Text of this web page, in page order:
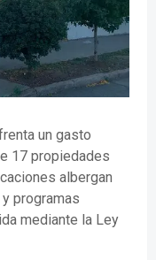
un gasto
17 propiedades
albergan
programas
mediante la Ley